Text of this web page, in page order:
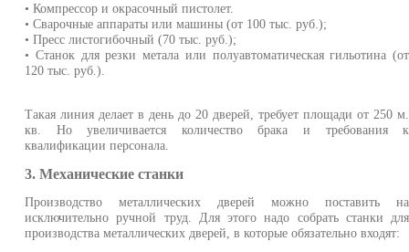
• Компрессор и окрасочный пистолет.
• Сварочные аппараты или машины (от 100 тыс. руб.);
• Пресс листогибочный (70 тыс. руб.);
• Станок для резки метала или полуавтоматическая гильотина (от
120 тыс. руб.).
Такая линия делает в день до 20 дверей, требует площади от 250 м.
кв. Но увеличивается количество брака и требования к
квалификации персонала.
3. Механические станки
Производство металлических дверей можно поставить на
исключительно ручной труд. Для этого надо собрать станки для
производства металлических дверей, в которые обязательно входят: